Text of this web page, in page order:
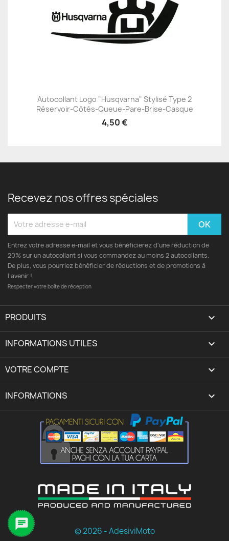
Autocollant Logo "Husqvarna" Stylisé Type 2
Réservoir-Côtés-Queue-Pare-Brise-Casque
4,50 €
Recevez nos offres spéciales
Entrez votre adresse e-mail et vous bénéficierez d'une réduction de
20% sur un autocollant si vous commandez au moins 2 autocollants.
De plus, vous pourriez bénéficier de réductions et de promotions à
l’avenir !
Respecter votre boîte de réception
PRODUITS 
INFORMATIONS UTILES 
VOTRE COMPTE expand_more
INFORMATIONS keyboard_arrow_down
© 2026 - AdesiviMoto
